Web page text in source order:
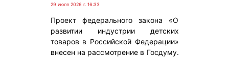
29 июля 2026 г. 16:33
Проект федерального закона «О
развитии индустрии детских
товаров в Российской Федерации»
внесен на рассмотрение в Госдуму.